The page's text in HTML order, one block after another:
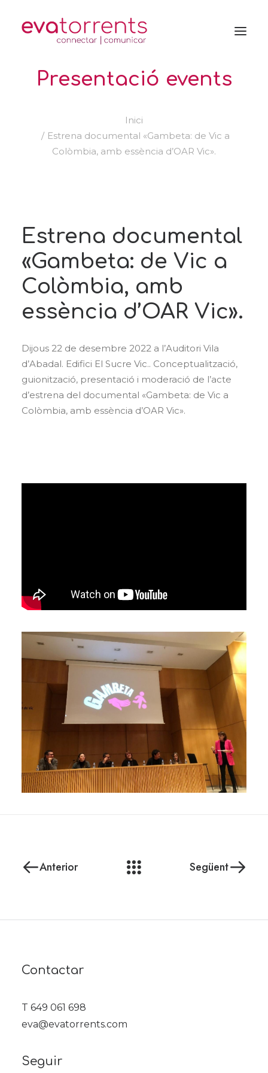
Presentació events
Inici
Estrena documental «Gambeta: de Vic a
Colòmbia, amb essència d’OAR Vic».
Estrena documental
«Gambeta: de Vic a
Colòmbia, amb
essència d’OAR Vic».
Dijous 22 de desembre 2022 a l’Auditori Vila
d’Abadal. Edifici El Sucre Vic.. Conceptualització,
guionització, presentació i moderació de l’acte
d’estrena del documental «Gambeta: de Vic a
Colòmbia, amb essència d’OAR Vic».
Anterior Següent
Contactar
T 649 061 698
eva@evatorrents.com
Seguir